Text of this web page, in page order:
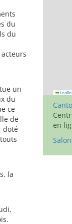
du
du
un
du
ce
de
doté
la
en